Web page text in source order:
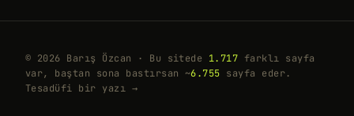
© 2026 Barış Özcan · Bu sitede 1.717 farklı sayfa
var, baştan sona bastırsan ~6.755 sayfa eder.
Tesadüfi bir yazı →